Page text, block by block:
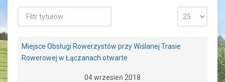
Miejsce Obsługi Rowerzystów przy Wiślanej Trasie
Rowerowej w Łączanach otwarte
04 wrzesień 2018